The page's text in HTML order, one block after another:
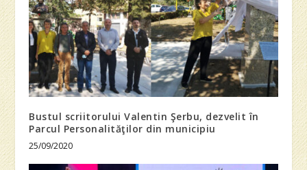
Bustul scriitorului Valentin Şerbu, dezvelit în
Parcul Personalităţilor din municipiu
25/09/2020